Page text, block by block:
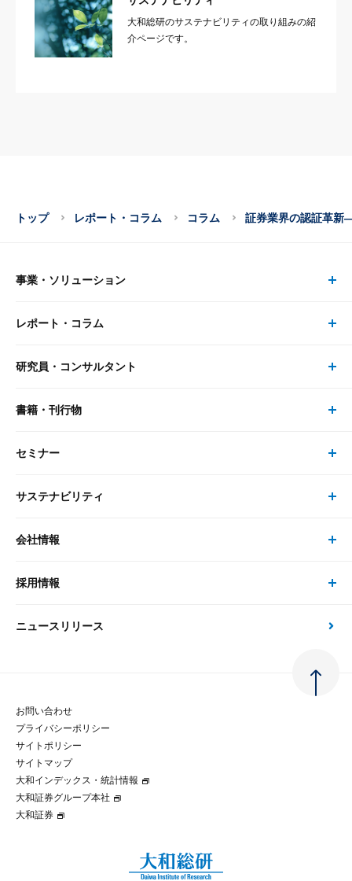
大和総研のサステナビリティの取り組みの紹
介ページです。
トップ レポート・コラム コラム 証券業界の認証革新
事業・ソリューション
事業・ソリューション トップ
リサーチ
大和総研の強み
先端テクノロジーに基づく新たな価値の創出
レポート・コラム
レポート・コラム トップ
最新のレポート・コラム
政策分析
金融経済教育等
コラム
大和インデックス・統計情報
研究員・コンサルタント
研究員・コンサルタント トップ
研究員
書籍・刊行物
書籍・刊行物 トップ
書籍
セミナー
セミナー トップ
現在受付中のセミナー・イベント
サステナビリティ
サステナビリティの取り組み
次世代社会への貢献
マルチステークホルダー方針
パートナーシップ構築宣言
会社情報
会社情報 トップ
会社概要・役員一覧
大和総研の歩み
グループ会社
採用情報
採用情報 トップ
経験者採用
ニュースリリース
お問い合わせ
プライバシーポリシー
サイトポリシー
サイトマップ
大和インデックス・統計情報
大和証券グループ本社
大和証券